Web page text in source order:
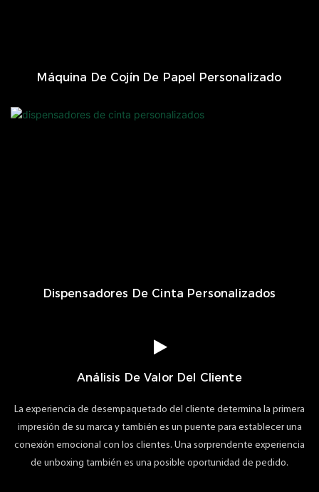
Máquina De Cojín De Papel Personalizado
Dispensadores De Cinta Personalizados
Análisis De Valor Del Cliente
La experiencia de desempaquetado del cliente determina la primera
impresión de su marca y también es un puente para establecer una
conexión emocional con los clientes. Una sorprendente experiencia
de unboxing también es una posible oportunidad de pedido.